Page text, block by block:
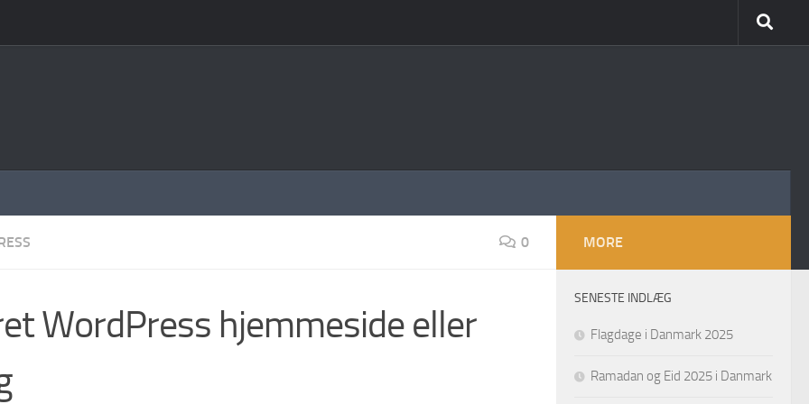
0
WordPress hjemmeside eller
MORE
SENESTE INDLÆG
Flagdage i Danmark 2025
Ramadan og Eid 2025 i Danmark